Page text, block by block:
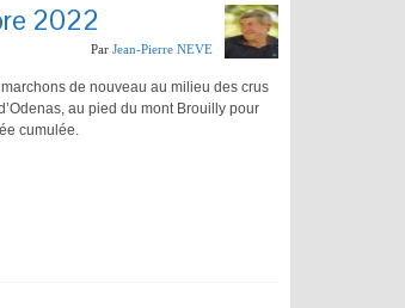
2022
Par Jean-Pierre NEVE
de nouveau au milieu des crus
au pied du mont Brouilly pour
cumulée.